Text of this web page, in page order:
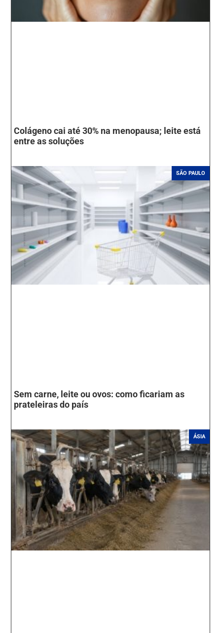
Colágeno cai até 30% na menopausa; leite está
entre as soluções
SÃO PAULO
Sem carne, leite ou ovos: como ficariam as
prateleiras do país
ÁSIA